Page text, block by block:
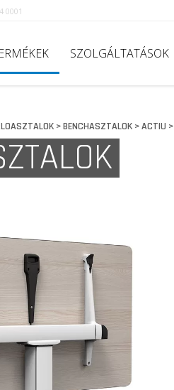
0001
SZOLGÁLTATÁSOK
>BENCHASZTALOK>ACTIU >